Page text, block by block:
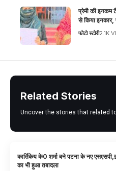
प्रेमी की इनकम
से किया इनकार,
फोटो स्टोरी2.1K
Related Stories
Uncover the stories that related
कार्तिकेय के0 शर्मा बने पटना के नए
का भी हुआ तबादला